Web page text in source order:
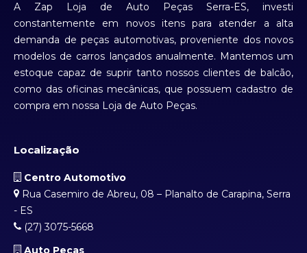
A Zap Loja de Auto Peças Serra-ES, investi
constantemente em novos itens para atender a alta
demanda de peças automotivas, proveniente dos novos
modelos de carros lançados anualmente. Mantemos um
estoque capaz de suprir tanto nossos clientes de balcão,
como das oficinas mecânicas, que possuem cadastro de
compra em nossa Loja de Auto Peças.
Localização
Centro Automotivo
Rua Casemiro de Abreu, 08 – Planalto de Carapina, Serra
- ES
(27) 3075-5668
Auto Peças